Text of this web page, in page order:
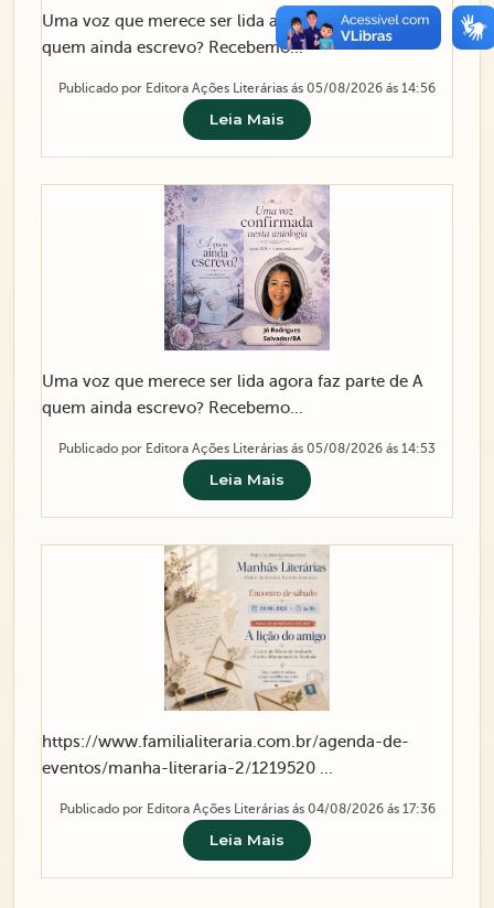
Uma voz que merece ser lida agora faz parte de A
quem ainda escrevo? Recebemo...
Publicado por Editora Ações Literárias ás 05/08/2026 ás 14:56
Leia Mais
Uma voz que merece ser lida agora faz parte de A
quem ainda escrevo? Recebemo...
Publicado por Editora Ações Literárias ás 05/08/2026 ás 14:53
Leia Mais
https://www.familialiteraria.com.br/agenda-de-
eventos/manha-literaria-2/1219520 ...
Publicado por Editora Ações Literárias ás 04/08/2026 ás 17:36
Leia Mais